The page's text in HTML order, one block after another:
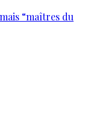
“maîtres du